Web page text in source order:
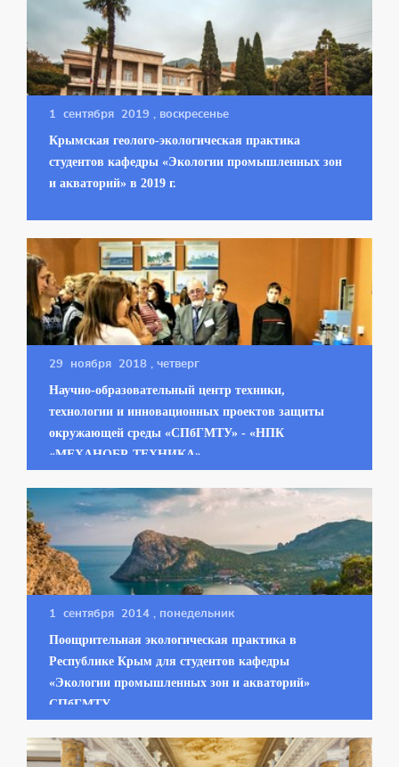
1 сентября 2019 , воскресенье
Крымская геолого-экологическая практика
студентов кафедры «Экологии промышленных зон
и акваторий» в 2019 г.
29 ноября 2018 , четверг
Научно-образовательный центр техники,
технологии и инновационных проектов защиты
окружающей среды «СПбГМТУ» - «НПК
«МЕХАНОБР-ТЕХНИКА»
1 сентября 2014 , понедельник
Поощрительная экологическая практика в
Республике Крым для студентов кафедры
«Экологии промышленных зон и акваторий»
СПбГМТУ